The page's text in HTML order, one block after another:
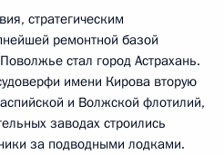
стратегическим
ремонтной базой
стал город Астрахань.
имени Кирова вторую
и Волжской флотилий,
заводах строились
за подводными лодками.